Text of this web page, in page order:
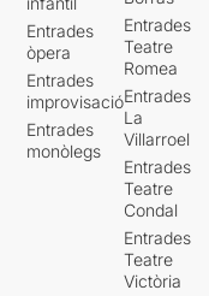
Entrades
òpera
Entrades
improvisació
Entrades
monòlegs
Entrades
Teatre
Romea
Entrades
La
Villarroel
Entrades
Teatre
Condal
Entrades
Teatre
Victòria